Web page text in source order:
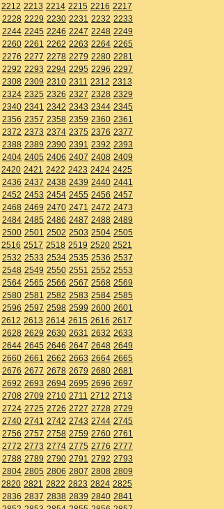
2212 2213 2214 2215 2216 2217
2228 2229 2230 2231 2232 2233
2244 2245 2246 2247 2248 2249
2260 2261 2262 2263 2264 2265
2276 2277 2278 2279 2280 2281
2292 2293 2294 2295 2296 2297
2308 2309 2310 2311 2312 2313
2324 2325 2326 2327 2328 2329
2340 2341 2342 2343 2344 2345
2356 2357 2358 2359 2360 2361
2372 2373 2374 2375 2376 2377
2388 2389 2390 2391 2392 2393
2404 2405 2406 2407 2408 2409
2420 2421 2422 2423 2424 2425
2436 2437 2438 2439 2440 2441
2452 2453 2454 2455 2456 2457
2468 2469 2470 2471 2472 2473
2484 2485 2486 2487 2488 2489
2500 2501 2502 2503 2504 2505
2516 2517 2518 2519 2520 2521
2532 2533 2534 2535 2536 2537
2548 2549 2550 2551 2552 2553
2564 2565 2566 2567 2568 2569
2580 2581 2582 2583 2584 2585
2596 2597 2598 2599 2600 2601
2612 2613 2614 2615 2616 2617
2628 2629 2630 2631 2632 2633
2644 2645 2646 2647 2648 2649
2660 2661 2662 2663 2664 2665
2676 2677 2678 2679 2680 2681
2692 2693 2694 2695 2696 2697
2708 2709 2710 2711 2712 2713
2724 2725 2726 2727 2728 2729
2740 2741 2742 2743 2744 2745
2756 2757 2758 2759 2760 2761
2772 2773 2774 2775 2776 2777
2788 2789 2790 2791 2792 2793
2804 2805 2806 2807 2808 2809
2820 2821 2822 2823 2824 2825
2836 2837 2838 2839 2840 2841